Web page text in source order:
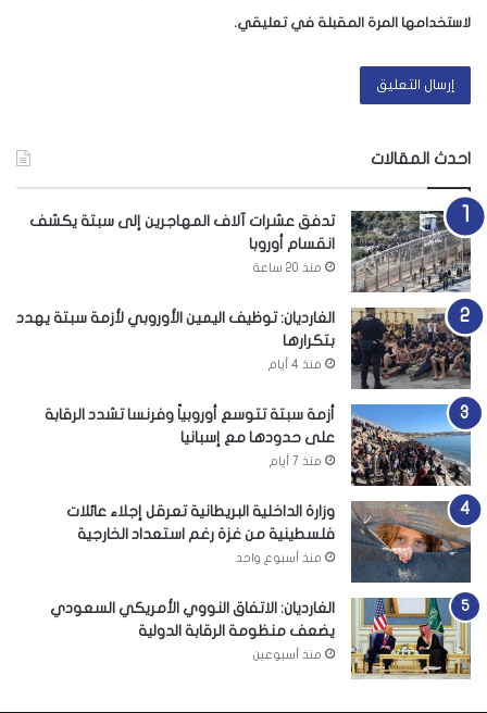
لاستخدامها المرة المقبلة في تعليقي.
احدث المقالات
تدفق عشرات آلاف المهاجرين إلى سبتة يكشف
انقسام أوروبا
منذ 20 ساعة
الغارديان: توظيف اليمين الأوروبي لأزمة سبتة يهدد
بتكرارها
منذ 4 أيام
أزمة سبتة تتوسع أوروبياً وفرنسا تشدد الرقابة
على حدودها مع إسبانيا
منذ 7 أيام
وزارة الداخلية البريطانية تعرقل إجلاء عائلات
فلسطينية من غزة رغم استعداد الخارجية
منذ أسبوع واحد
الغارديان: الاتفاق النووي الأمريكي السعودي
يضعف منظومة الرقابة الدولية
منذ أسبوعين